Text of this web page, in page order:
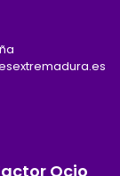
Ocio